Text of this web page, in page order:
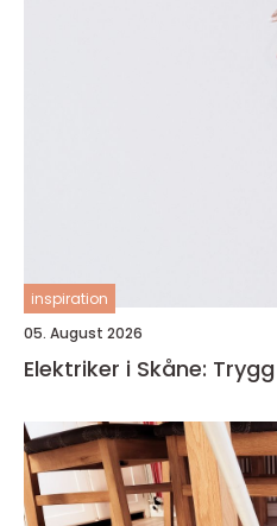
inspiration
05. August 2026
Elektriker i Skåne: